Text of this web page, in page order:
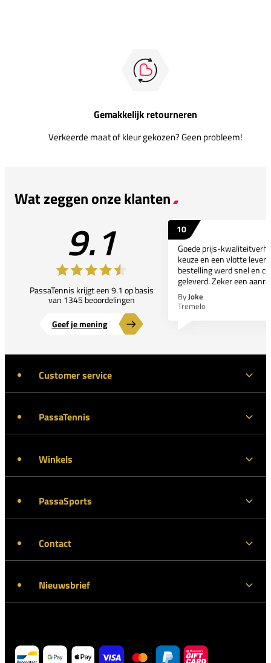
Gemakkelijk retourneren
Verkeerde maat of kleur gekozen? Geen probleem!
Wat zeggen onze klanten
9.1
PassaTennis krijgt een 9.1 op basis
van 1345 beoordelingen
Geef je mening
10
Goede prijs-
keuze en een vlotte
bestelling werd snel en
geleverd. Zeker een
ByJoke
Tremelo
Customer service
PassaTennis
Winkels
PassaSports
Contact
Nieuwsbrief